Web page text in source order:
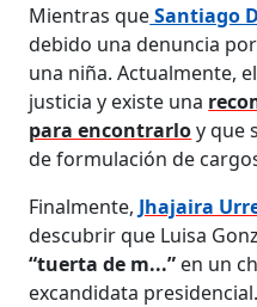
Mientras queSantiago
debido una denuncia
una niña. Actualmente,
justicia y existe una
para encontrarloy que
de formulación de
Finalmente, Jhajaira
descubrir que Luisa
“tuerta de m...” en un
excandidata presidencial.